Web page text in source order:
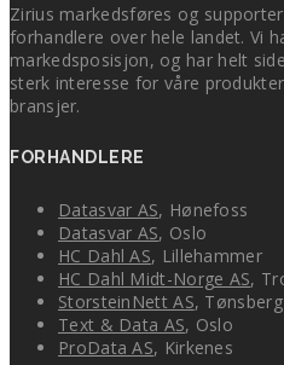
Zirius markedsføres og
forhandlere over hele landet. Vi
markedsposisjon, og har helt
sterk interesse for våre
bransjer.
FORHANDLERE
Datasvar AS, Hønefoss
Datasvar AS, Oslo
HC Dahl AS, Lillehammer
HC Dahl Midt-Norge AS,
StorsteinNett AS, Tønsberg
Text & Data AS, Oslo
ProData AS, Kirkenes